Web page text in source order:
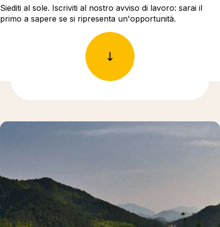
Siediti al sole. Iscriviti al nostro avviso di lavoro: sarai il
primo a sapere se si ripresenta un'opportunità.